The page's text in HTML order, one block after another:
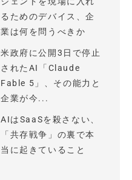
るためのデバイス、企
業は何を問うべきか
米政府に公開3日で停止
されたAI「Claude
Fable 5」、その能力と
企業が今...
AIはSaaSを殺さない、
「共存戦争」の裏で本
当に起きていること